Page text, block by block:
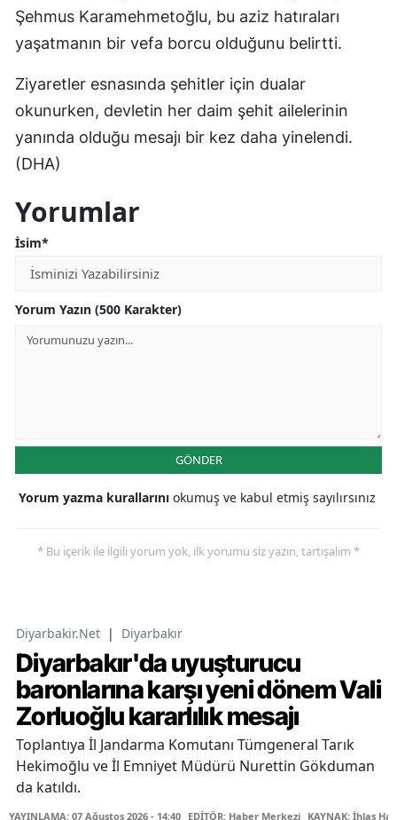
Şehmus Karamehmetoğlu, bu aziz hatıraları
yaşatmanın bir vefa borcu olduğunu belirtti.
Ziyaretler esnasında şehitler için dualar
okunurken, devletin her daim şehit ailelerinin
yanında olduğu mesajı bir kez daha yinelendi.
(DHA)
Yorumlar
İsim*
Yorum Yazın (500 Karakter)
GÖNDER
Yorum yazma kurallarını okumuş ve kabul etmiş sayılırsınız
* Bu içerik ile ilgili yorum yok, ilk yorumu siz yazın, tartışalım *
Diyarbakir.Net | Diyarbakır
Diyarbakır'da uyuşturucu
baronlarına karşı yeni dönem Vali
Zorluoğlu kararlılık mesajı
Toplantıya İl Jandarma Komutanı Tümgeneral Tarık
Hekimoğlu ve İl Emniyet Müdürü Nurettin Gökduman
da katıldı.
YAYINLAMA: 07 Ağustos 2026 - 14:40 EDİTÖR: Haber Merkezi KAYNAK: İhlas